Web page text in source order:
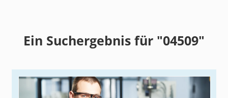
Ein Suchergebnis für "04509"